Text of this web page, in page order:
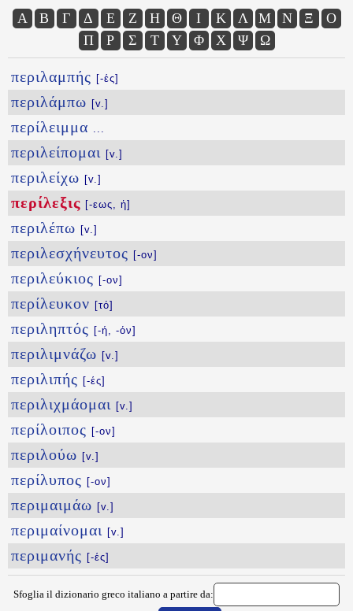
Α Β Γ Δ Ε Ζ Η Θ Ι Κ Λ Μ Ν Ξ
Ο
Π
Ρ Σ Τ Υ Φ Χ Ψ Ω
περιλαμπής [-ές]
περιλάμπω [v.]
περίλειμμα ...
περιλείπομαι [v.]
περιλείχω [v.]
περίλεξις [-εως, ἡ]
περιλέπω [v.]
περιλεσχήνευτος [-ον]
περιλεύκιος [-ον]
περίλευκον [τό]
περιληπτός [-ή, -όν]
περιλιμνάζω [v.]
περιλιπής [-ές]
περιλιχμάομαι [v.]
περίλοιπος [-ον]
περιλούω [v.]
περίλυπος [-ον]
περιμαιμάω [v.]
περιμαίνομαι [v.]
περιμανής [-ές]
Sfoglia il dizionario greco italiano a partire da: